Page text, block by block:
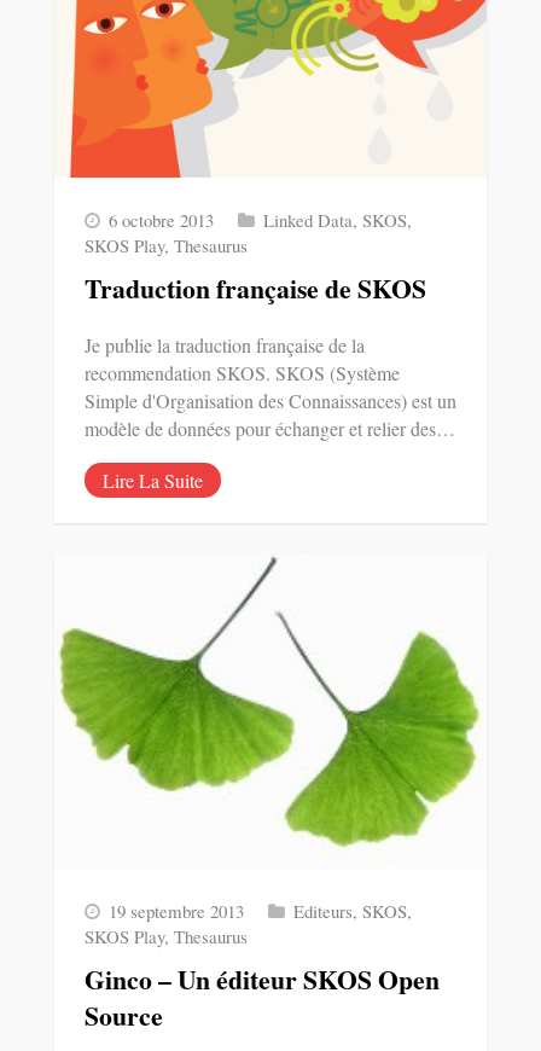
6 octobre 2013 Linked Data, SKOS,
SKOS Play, Thesaurus
Traduction française de SKOS
Je publie la traduction française de la
recommendation SKOS. SKOS (Système
Simple d'Organisation des Connaissances) est un
modèle de données pour échanger et relier des…
Lire La Suite
19 septembre 2013 Editeurs, SKOS,
SKOS Play, Thesaurus
Ginco – Un éditeur SKOS Open
Source